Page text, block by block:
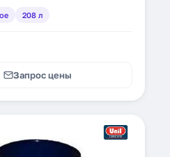
208 л
Запрос цены